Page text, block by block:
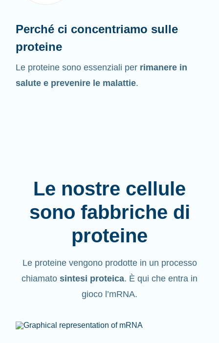
Perché ci concentriamo sulle
proteine
Le proteine sono essenziali per rimanere in
salute e prevenire le malattie.
Le nostre cellule
sono fabbriche di
proteine
Le proteine vengono prodottein un processo
chiamato sintesi proteica. È qui che entra in
gioco l’mRNA.